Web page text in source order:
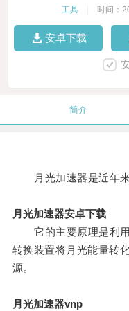
工具 时间：
安卓下载
简介
月光加速器是近年来
月光加速器安卓下载
它的主要原理是利用
转换装置将月光能量转
源。
月光加速器vnp